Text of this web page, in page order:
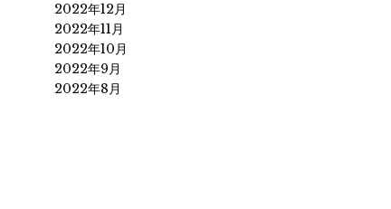
2022年12月
2022年11月
2022年10月
2022年9月
2022年8月